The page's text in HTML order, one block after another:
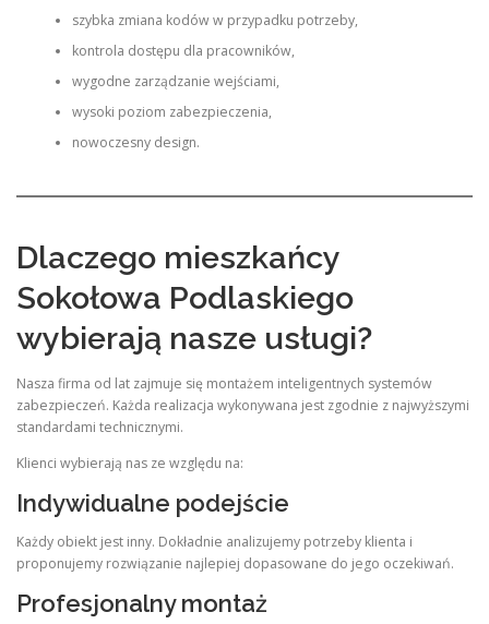
szybka zmiana kodów w przypadku potrzeby,
kontrola dostępu dla pracowników,
wygodne zarządzanie wejściami,
wysoki poziom zabezpieczenia,
nowoczesny design.
Dlaczego mieszkańcy
Sokołowa Podlaskiego
wybierają nasze usługi?
Nasza firma od lat zajmuje się montażem inteligentnych systemów
zabezpieczeń. Każda realizacja wykonywana jest zgodnie z najwyższymi
standardami technicznymi.
Klienci wybierają nas ze względu na:
Indywidualne podejście
Każdy obiekt jest inny. Dokładnie analizujemy potrzeby klienta i
proponujemy rozwiązanie najlepiej dopasowane do jego oczekiwań.
Profesjonalny montaż